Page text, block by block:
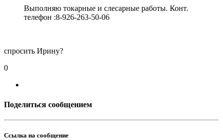
Выполняю токарные и слесарные работы. Конт.
телефон :8-926-263-50-06
cпросить Ирину?
0
Поделиться сообщением
Ссылка на сообщение